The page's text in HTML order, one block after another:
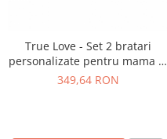
True Love - Set 2 bratari
personalizate pentru mama si
copil
349,64 RON